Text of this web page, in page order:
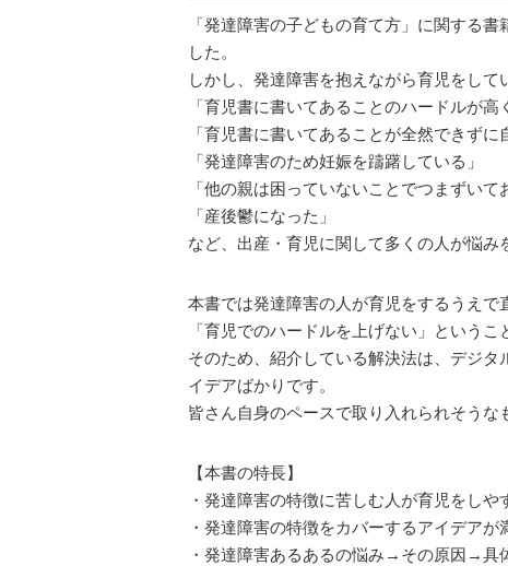
「発達障害の子どもの育て方」に関する
した。
しかし、発達障害を抱えながら育児をして
「育児書に書いてあることのハードルが高
「育児書に書いてあることが全然できずに
「発達障害のため妊娠を躊躇している」
「他の親は困っていないことでつまずいて
「産後鬱になった」
など、出産・育児に関して多くの人が悩み
本書では発達障害の人が育児をするうえで
「育児でのハードルを上げない」という
そのため、紹介している解決法は、デジ
イデアばかりです。
皆さん自身のペースで取り入れられそうな
【本書の特長】
・発達障害の特徴に苦しむ人が育児をし
・発達障害の特徴をカバーするアイデア
・発達障害あるあるの悩み→その原因→具